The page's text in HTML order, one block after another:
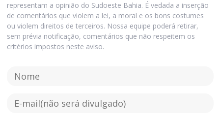
representam a opinião do Sudoeste Bahia. É vedada a inserção
de comentários que violem a lei, a moral e os bons costumes
ou violem direitos de terceiros. Nossa equipe poderá retirar,
sem prévia notificação, comentários que não respeitem os
critérios impostos neste aviso.